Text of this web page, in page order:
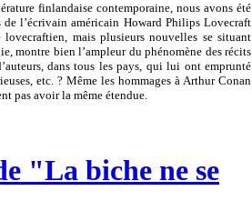
finlandaise contemporaine, nous avons été
l’écrivain américain Howard Philips Lovecraft
mais plusieurs nouvelles se situant
montre bien l’ampleur du phénomène des récits
dans tous les pays, qui lui ont emprunté
etc. ? Même les hommages à Arthur Conan
pas avoir la même étendue.
"La biche ne se